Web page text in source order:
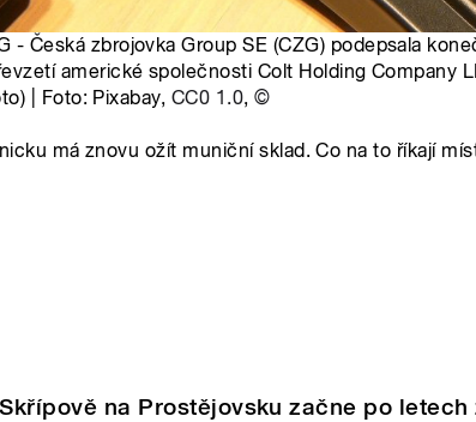
- Česká zbrojovka Group SE (CZG) podepsala
americké společnosti Colt Holding Company
| Foto: Pixabay, CC0 1.0,©
má znovu ožít muniční sklad. Co na to říkají
na Prostějovsku začne po letech